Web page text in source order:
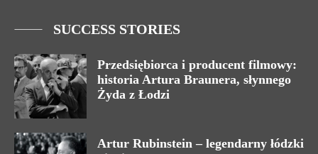
SUCCESS STORIES
Przedsiębiorca i producent filmowy:
historia Artura Braunera, słynnego
Żyda z Łodzi
Artur Rubinstein – legendarny łódzki